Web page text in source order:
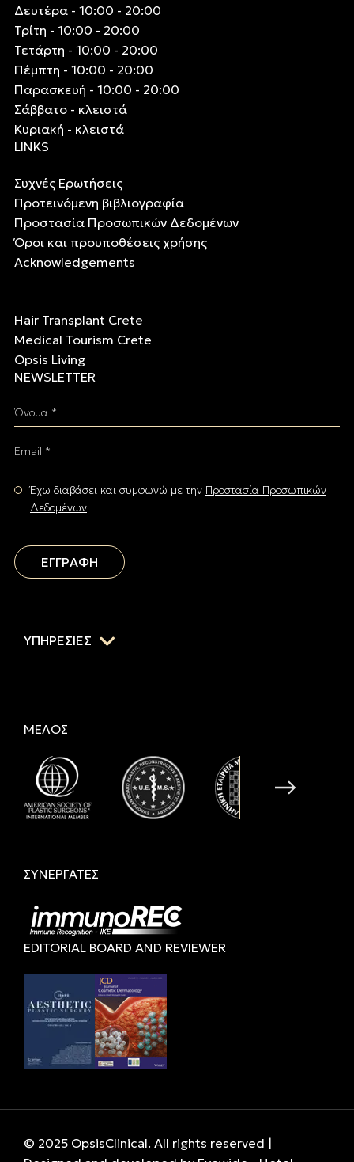
Δευτέρα - 10:00 - 20:00
Τρίτη - 10:00 - 20:00
Τετάρτη - 10:00 - 20:00
Πέμπτη - 10:00 - 20:00
Παρασκευή - 10:00 - 20:00
Σάββατο - κλειστά
Κυριακή - κλειστά
LINKS
Συχνές Ερωτήσεις
Προτεινόμενη βιβλιογραφία
Προστασία Προσωπικών Δεδομένων
Όροι και προυποθέσεις χρήσης
Acknowledgements
Hair Transplant Crete
Medical Tourism Crete
Opsis Living
NEWSLETTER
Όνομα *
Email *
Έχω διαβάσει και συμφωνώ με την Προστασία Προσωπικών
Δεδομένων
ΕΓΓΡΑΦΗ
ΥΠΗΡΕΣΙΕΣ
ΜΕΛΟΣ
ΣΥΝΕΡΓΑΤΕΣ
EDITORIAL BOARD AND REVIEWER
© 2025 OpsisClinical. All rights reserved |